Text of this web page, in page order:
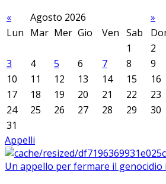
« Agosto 2026
»
Lun Mar Mer Gio Ven Sab
1
2
3
4 5 6 7 8
9
10
11 12 13 14 15
16
17
18 19 20 21 22
23
24
25 26 27 28 29
30
31
Appelli
Un appello per fermare il genocidio